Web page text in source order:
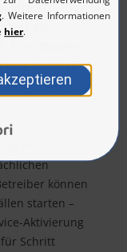
die
und bietet eine
5G-Advanced
mit
können
starten –
Aktivierung
Schritt